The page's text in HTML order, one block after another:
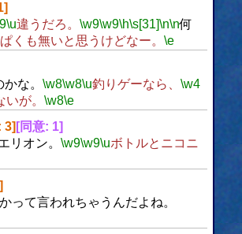
\u違うだろ。 \w9\w9\h\s[31]\n\n何
くも無いと思うけどなー。 \e
な。 \w8\w8\u釣りゲーなら、 \w4
が。 \w8\e
3] [同意: 1]
リオン。 \w9\w9\uボトルとニコニ
って言われちゃうんだよね。